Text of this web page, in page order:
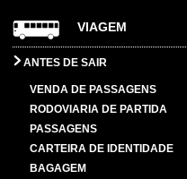
VIAGEM
ANTES DE SAIR
VENDA DE PASSAGENS
RODOVIARIA DE PARTIDA
PASSAGENS
CARTEIRA DE IDENTIDADE
BAGAGEM